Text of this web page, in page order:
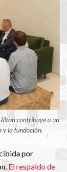
contribuye a un
y la fundación.
por
El respaldo de